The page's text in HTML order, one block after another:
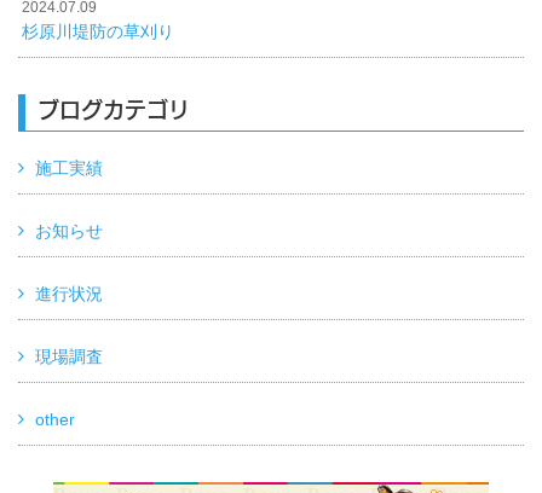
2024.07.09
杉原川堤防の草刈り
ブログカテゴリ
施工実績
お知らせ
進行状況
現場調査
other